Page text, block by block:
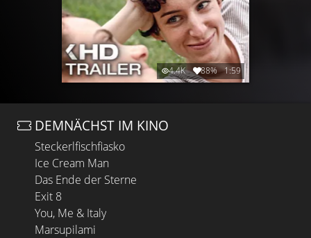
4.4K 88% 1:59
DEMNÄCHST IM KINO
Steckerlfischfiasko
Ice Cream Man
Das Ende der Sterne
Exit 8
You, Me & Italy
Marsupilami